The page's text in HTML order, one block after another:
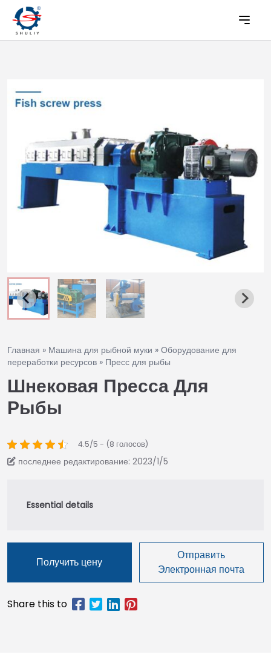
Главная » Машина для рыбной муки » Оборудование для
переработки ресурсов » Пресс для рыбы
Шнековая Пресса Для
Рыбы
4.5/5 - (8 голосов)
последнее редактирование: 2023/1/5
Получить цену
Отправить
Электронная почта